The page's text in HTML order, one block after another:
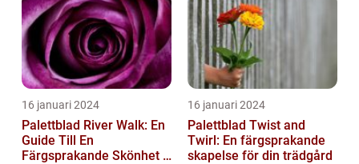
16 januari 2024
Palettblad River Walk: En
Guide Till En
Färgsprakande Skönhet I
16 januari 2024
Palettblad Twist and
Twirl: En färgsprakande
skapelse för din trädgård